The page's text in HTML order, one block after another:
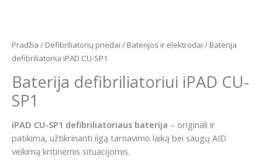
Pradžia / Defibriliatorių priedai / Baterijos ir elektrodai / Baterija
defibriliatoriui iPAD CU-SP1
Baterija defibriliatoriui iPAD CU-
SP1
iPAD CU-SP1 defibriliatoriaus baterija – originali ir
patikima, užtikrinanti ilgą tarnavimo laiką bei saugų AID
veikimą kritinėmis situacijomis.